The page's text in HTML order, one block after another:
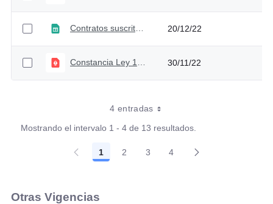
Contratos suscritos noviembre 2022 20/12/22
Constancia Ley 1952 de 2019 - octubre 2022 30/11/22
4 entradas
Mostrando el intervalo 1 - 4 de 13 resultados.
Página
1 Página
2 Página
3 Página
4
Otras Vigencias